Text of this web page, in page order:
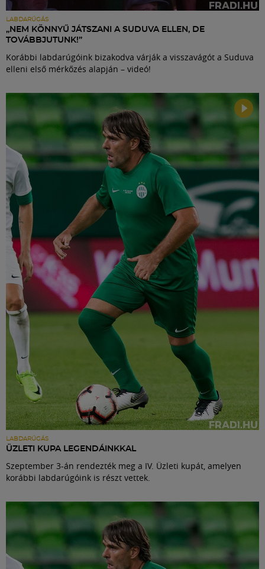
LABDARÚGÁS
„NEM KÖNNYŰ JÁTSZANI A SUDUVA ELLEN, DE
TOVÁBBJUTUNK!”
Korábbi labdarúgóink bizakodva várják a visszavágót a Suduva
elleni első mérkőzés alapján – videó!
LABDARÚGÁS
ÜZLETI KUPA LEGENDÁINKKAL
Szeptember 3-án rendezték meg a IV. Üzleti kupát, amelyen
korábbi labdarúgóink is részt vettek.
Shop
English